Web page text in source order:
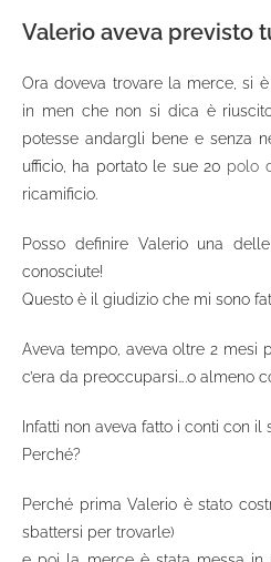
Valerio aveva previsto
Ora doveva trovare la merce, si
in men che non si dica è
potesse andargli bene e senza
ufficio, ha portato le sue 20 polo
ricamificio.
Posso definire Valerio una
conosciute!
Questo è il giudizio che mi sono
Aveva tempo, aveva oltre 2 mesi
c’era da preoccuparsi….o almeno
Infatti non aveva fatto i conti con il
Perché?
Perché prima Valerio è stato
sbattersi per trovarle)